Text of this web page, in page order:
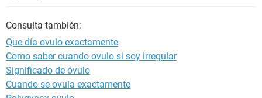
Consulta también:
Que día ovulo exactamente
Como saber cuando ovulo si soy irregular
Significado de óvulo
Cuando se ovula exactamente